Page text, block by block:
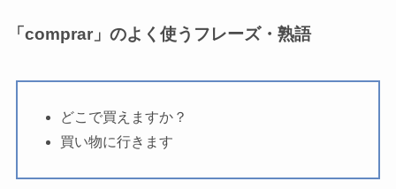
「comprar」のよく使うフレーズ・熟語
どこで買えますか？
買い物に行きます